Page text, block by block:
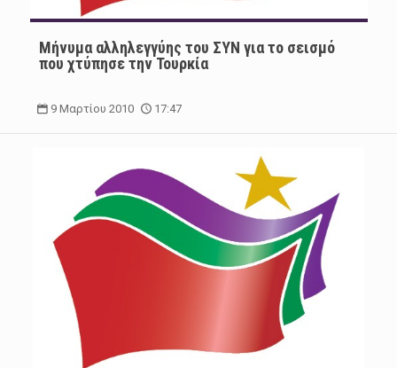
Μήνυμα αλληλεγγύης του ΣΥΝ για το σεισμό
που χτύπησε την Τουρκία
9 Μαρτίου 2010 17:47